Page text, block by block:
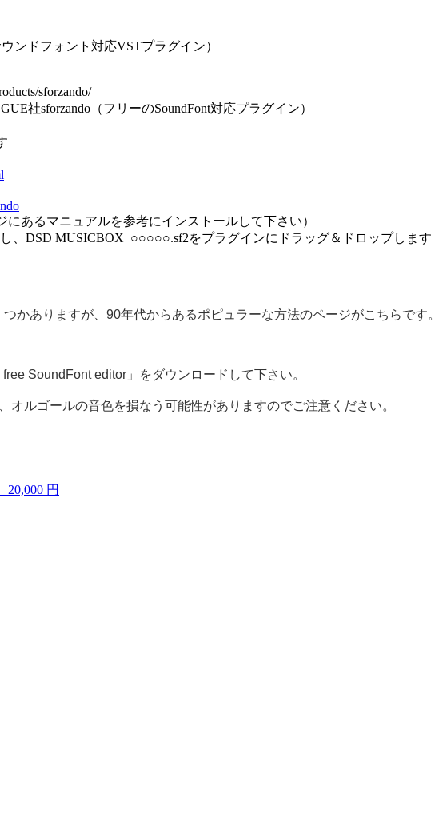
ンドフォント対応VSTプラグイン）
sforzando/
社sforzando（フリーのSoundFont対応プラグイン）
あるマニュアルを参考にインストールして下さい）
、DSD MUSICBOX ○○○○○.sf2をプラグインにドラッグ＆ドロップします
かありますが、90年代からあるポピュラーな方法のページがこちらです。
SoundFont editor」をダウンロードして下さい。
ルゴールの音色を損なう可能性がありますのでご注意ください。
円